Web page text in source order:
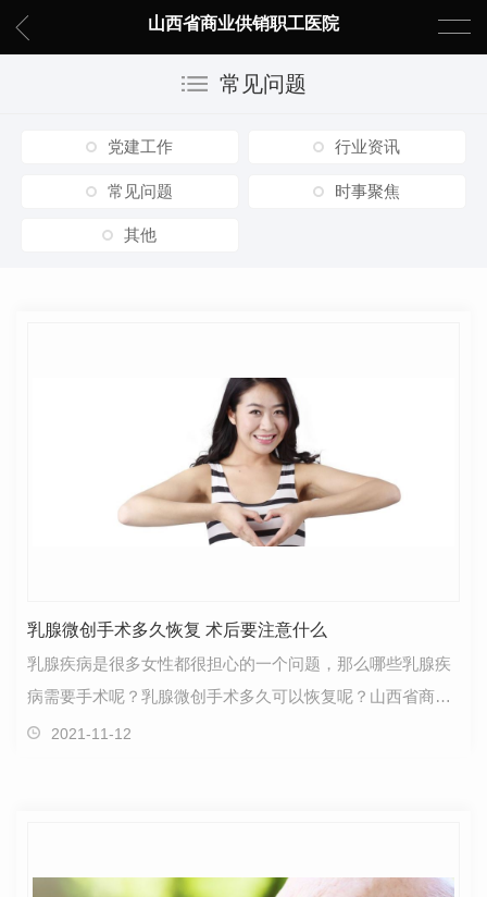
山西省商业供销职工医院
常见问题
党建工作 行业资讯
常见问题 时事聚焦
其他
乳腺微创手术多久恢复 术后要注意什么
乳腺疾病是很多女性都很担心的一个问题，那么哪些乳腺疾
病需要手术呢？乳腺微创手术多久可以恢复呢？山西省商业
供销职工医院的小编给大家介绍一下。一、哪些乳腺疾…
2021-11-12